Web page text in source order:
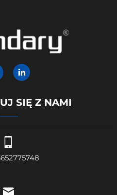
SIĘ Z NAMI